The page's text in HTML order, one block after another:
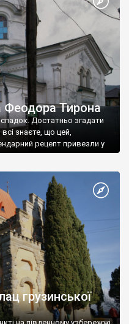
Феодора Тирона
Достатньо згадати
знаєте, що цей,
рецепт привезли у
грузинської